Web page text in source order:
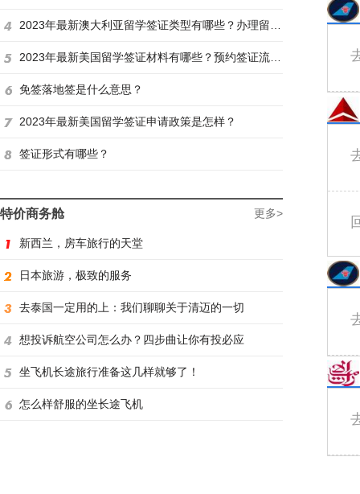
2023年最新澳大利亚留学签证类型有哪些？办理留学签证有什么要求？
2023年最新美国留学签证材料有哪些？预约签证流程是怎样？
免签落地签是什么意思？
2023年最新美国留学签证申请政策是怎样？
签证形式有哪些？
特价商务舱 更多>
新西兰，房车旅行的天堂
日本旅游，极致的服务
去泰国一定用的上：我们聊聊关于清迈的一切
想投诉航空公司怎么办？四步曲让你有投必应
坐飞机长途旅行准备这几样就够了！
怎么样舒服的坐长途飞机